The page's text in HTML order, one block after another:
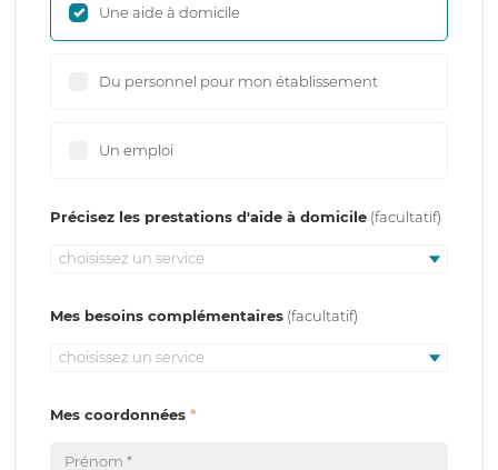
Une aide à domicile
Du personnel pour mon établissement
Un emploi
Précisez les prestations d'aide à domicile
choisissez un service
Mes besoins complémentaires
choisissez un service
Mes coordonnées